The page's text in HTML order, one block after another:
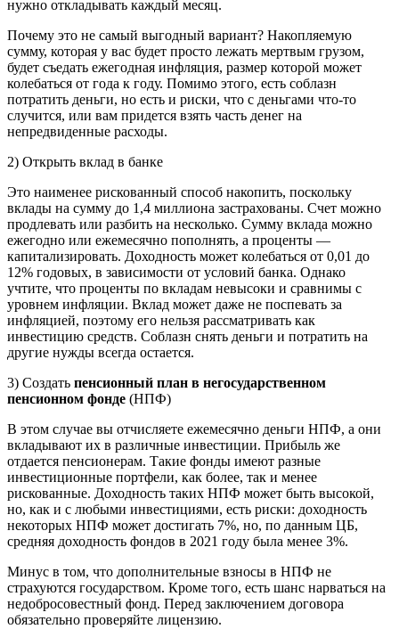
нужно откладывать каждый месяц.
Почему это не самый выгодный вариант? Накопляемую
сумму, которая у вас будет просто лежать мертвым грузом,
будет съедать ежегодная инфляция, размер которой может
колебаться от года к году. Помимо этого, есть соблазн
потратить деньги, но есть и риски, что с деньгами что-то
случится, или вам придется взять часть денег на
непредвиденные расходы.
2) Открыть вклад в банке
Это наименее рискованный способ накопить, поскольку
вклады на сумму до 1,4 миллиона застрахованы. Счет можно
продлевать или разбить на несколько. Сумму вклада можно
ежегодно или ежемесячно пополнять, а проценты —
капитализировать. Доходность может колебаться от 0,01 до
12% годовых, в зависимости от условий банка. Однако
учтите, что проценты по вкладам невысоки и сравнимы с
уровнем инфляции. Вклад может даже не поспевать за
инфляцией, поэтому его нельзя рассматривать как
инвестицию средств. Соблазн снять деньги и потратить на
другие нужды всегда остается.
3) Создать пенсионный план в негосударственном
пенсионном фонде (НПФ)
В этом случае вы отчисляете ежемесячно деньги НПФ, а они
вкладывают их в различные инвестиции. Прибыль же
отдается пенсионерам. Такие фонды имеют разные
инвестиционные портфели, как более, так и менее
рискованные. Доходность таких НПФ может быть высокой,
но, как и с любыми инвестициями, есть риски: доходность
некоторых НПФ может достигать 7%, но, по данным ЦБ,
средняя доходность фондов в 2021 году была менее 3%.
Минус в том, что дополнительные взносы в НПФ не
страхуются государством. Кроме того, есть шанс нарваться на
недобросовестный фонд. Перед заключением договора
обязательно проверяйте лицензию.